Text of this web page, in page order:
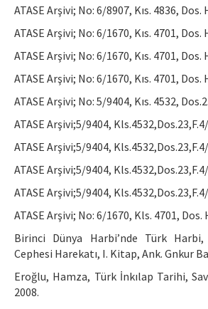
ATASE Arşivi; No: 6/8907, Kıs. 4836, Dos.
ATASE Arşivi; No: 6/1670, Kıs. 4701, Dos.
ATASE Arşivi; No: 6/1670, Kıs. 4701, Dos.
ATASE Arşivi; No: 6/1670, Kıs. 4701, Dos.
ATASE Arşivi; No: 5/9404, Kıs. 4532,
ATASE Arşivi;5/9404,
ATASE Arşivi;5/9404,
ATASE Arşivi;5/9404,
ATASE Arşivi;5/9404,
ATASE Arşivi; No: 6/1670, Kls. 4701, Dos.
Birinci Dünya Harbi’nde Türk
Cephesi Harekatı, I. Kitap, Ank. Gnkur
Eroğlu, Hamza, Türk İnkılap Tarihi,
2008.